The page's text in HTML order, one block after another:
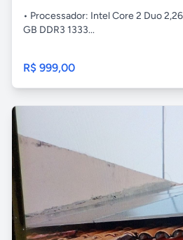
• Processador: Intel Core 2 Duo
GB DDR3 1333...
R$ 999,00